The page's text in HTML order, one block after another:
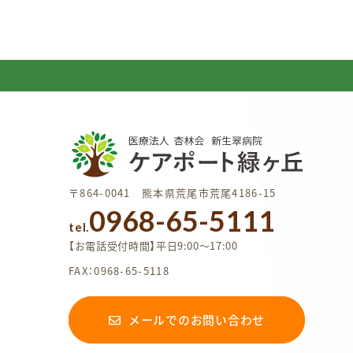
〒864-0041 熊本県荒尾市荒尾4186-15
tel.0968-65-5111
【お電話受付時間】平日9:00〜17:00
FAX：0968-65-5118
メールでのお問い合わせ